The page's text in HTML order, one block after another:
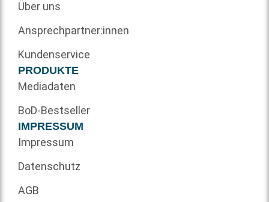
Über uns
Ansprechpartner:innen
Kundenservice
PRODUKTE
Mediadaten
BoD-Bestseller
IMPRESSUM
Impressum
Datenschutz
AGB